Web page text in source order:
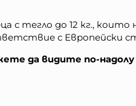
с тегло до 12 кг.,
с Европейски
да видите по-